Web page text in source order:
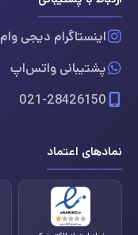
اینستاگرام دیجی وام
پشتیبانی واتس‌اپ
021-28426150
نمادهای اعتماد